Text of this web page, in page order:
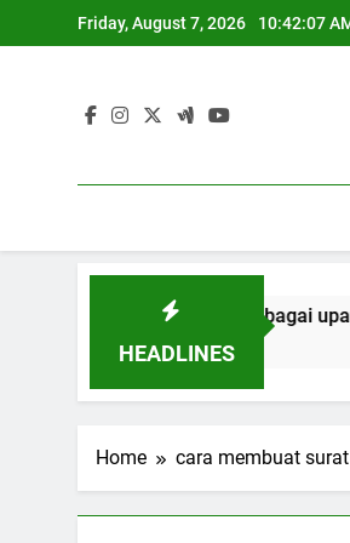
to
Friday, August 7, 2026 10:42:07
HEADLINES
Riset sebagai upaya
Home cara membuat